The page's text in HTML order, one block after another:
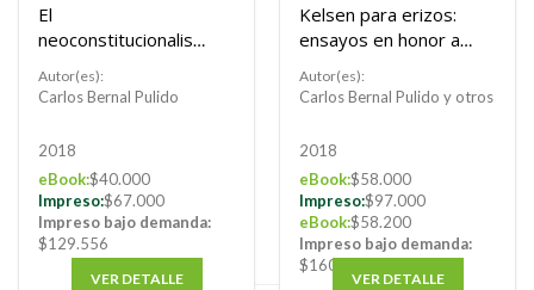
El
neoconstitucionalism
del derecho
Autor(es):
Carlos Bernal Pulido
2018
eBook:$40.000
Impreso:$67.000
Impreso bajo demanda:
$129.556
VER DETALLE
Kelsen para erizos:
ensayos en honor a
Autor(es):
Carlos Bernal Pulido y otros
2018
eBook:$58.000
Impreso:$97.000
eBook:$58.200
Impreso bajo demanda:
$160.768
VER DETALLE